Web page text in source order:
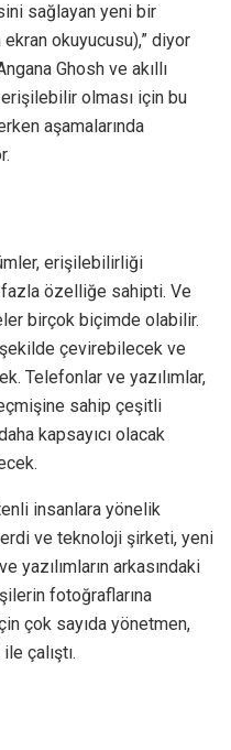
sağlayan yeni bir
okuyucusu),” diyor
Ghosh ve akıllı
erişilebilir olması için bu
aşamalarında
erişilebilirliği
özelliğe sahipti. Ve
birçok biçimde olabilir.
çevirebilecek ve
Telefonlar ve yazılımlar,
sahip çeşitli
kapsayıcı olacak
insanlara yönelik
ve teknoloji şirketi, yeni
yazılımların arkasındaki
fotoğraflarına
çok sayıda yönetmen,
çalıştı.